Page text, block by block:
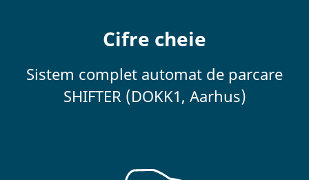
Cifre cheie
Sistem complet automat de parcare
SHIFTER (DOKK1, Aarhus)